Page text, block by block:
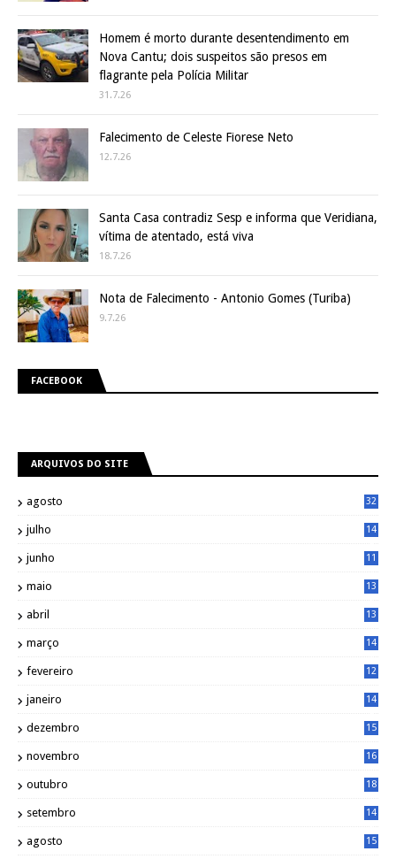
Homem é morto durante desentendimento em
Nova Cantu; dois suspeitos são presos em
flagrante pela Polícia Militar
31.7.26
Falecimento de Celeste Fiorese Neto
12.7.26
Santa Casa contradiz Sesp e informa que Veridiana,
vítima de atentado, está viva
18.7.26
Nota de Falecimento - Antonio Gomes (Turiba)
9.7.26
FACEBOOK
ARQUIVOS DO SITE
agosto 32
julho
14
junho
11
maio
13
abril
13
março
14
fevereiro
12
janeiro
14
dezembro
15
novembro
16
outubro
18
setembro
14
agosto
15